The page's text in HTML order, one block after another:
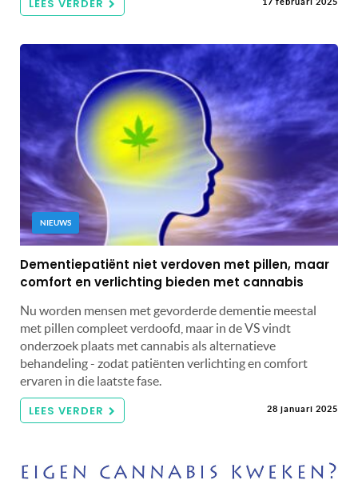
LEES VERDER
NIEUWS
Dementiepatiënt niet verdoven met pillen, maar
comfort en verlichting bieden met cannabis
Nu worden mensen met gevorderde dementie meestal
met pillen compleet verdoofd, maar in de VS vindt
onderzoek plaats met cannabis als alternatieve
behandeling - zodat patiënten verlichting en comfort
ervaren in die laatste fase.
LEES VERDER 28 januari 2025